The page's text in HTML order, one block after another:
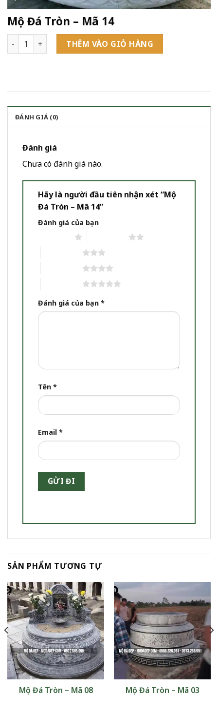
Mộ Đá Tròn – Mã 14
Mộ Đá Tròn - Mã 14 số lượngTHÊM VÀO GIỎ HÀNG
ĐÁNH GIÁ (0)
Đánh giá
Chưa có đánh giá nào.
Hãy là người đầu tiên nhận xét “Mộ
Đá Tròn – Mã 14”
Đánh giá của bạn
Đánh giá của bạn *
Tên *
Email *
SẢN PHẨM TƯƠNG TỰ
Mộ Đá Tròn – Mã 08 Mộ Đá Tròn – Mã 03